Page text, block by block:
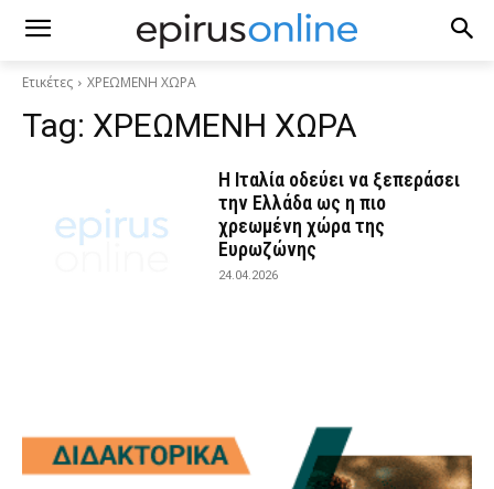
Ετικέτες ΧΡΕΩΜΕΝΗ ΧΩΡΑ
Tag: ΧΡΕΩΜΕΝΗ ΧΩΡΑ
Η Ιταλία οδεύει να ξεπεράσει
την Ελλάδα ως η πιο
χρεωμένη χώρα της
Ευρωζώνης
24.04.2026